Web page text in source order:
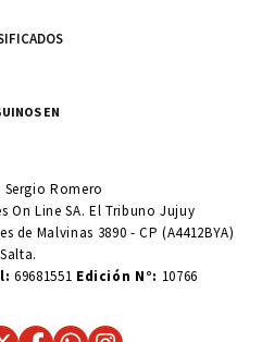
EN
Sergio Romero
On Line SA. El Tribuno Jujuy
de Malvinas 3890 - CP (A4412BYA)
Salta.
69681551 Edición N°: 10766